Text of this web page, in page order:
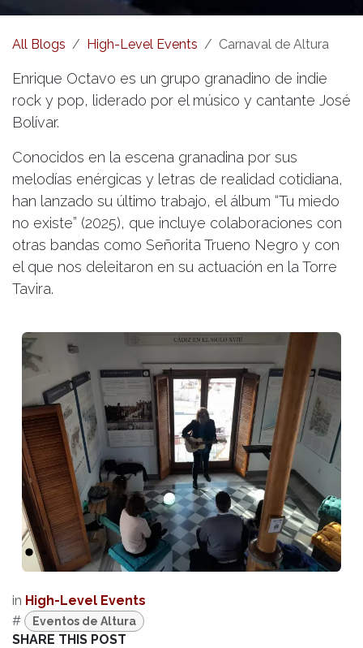
All Blogs High-Level Events Carnaval de Altura
Enrique Octavo es un grupo granadino de indie
rock y pop, liderado por el músico y cantante José
Bolívar.
Conocidos en la escena granadina por sus
melodías enérgicas y letras de realidad cotidiana,
han lanzado su último trabajo, el álbum “Tu miedo
no existe” (2025), que incluye colaboraciones con
otras bandas como Señorita Trueno Negro y con
el que nos deleitaron en su actuación en la Torre
Tavira.
Anterior
in High-Level Events
#
Eventos de Altura
SHARE THIS POST